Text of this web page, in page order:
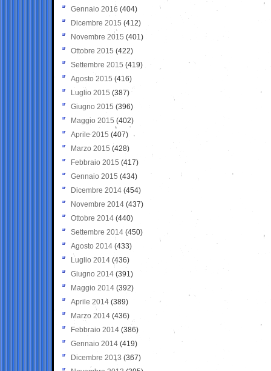
Gennaio 2016 (404)
Dicembre 2015 (412)
Novembre 2015 (401)
Ottobre 2015 (422)
Settembre 2015 (419)
Agosto 2015 (416)
Luglio 2015 (387)
Giugno 2015 (396)
Maggio 2015 (402)
Aprile 2015 (407)
Marzo 2015 (428)
Febbraio 2015 (417)
Gennaio 2015 (434)
Dicembre 2014 (454)
Novembre 2014 (437)
Ottobre 2014 (440)
Settembre 2014 (450)
Agosto 2014 (433)
Luglio 2014 (436)
Giugno 2014 (391)
Maggio 2014 (392)
Aprile 2014 (389)
Marzo 2014 (436)
Febbraio 2014 (386)
Gennaio 2014 (419)
Dicembre 2013 (367)